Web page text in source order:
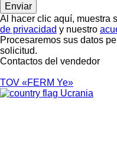
Al hacer clic aquí, muestra
de privacidad y nuestro
Procesaremos sus datos
solicitud.
Contactos del vendedor
TOV «FERM Ye»
Ucrania